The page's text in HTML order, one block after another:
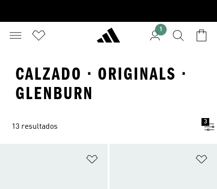
1
CALZADO · ORIGINALS ·
GLENBURN
13 resultados
3